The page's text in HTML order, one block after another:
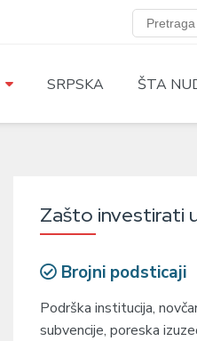
SRPSKA ŠTA
Zašto investirati
Brojni podsticaji
Podrška institucija,
subvencije, poreska